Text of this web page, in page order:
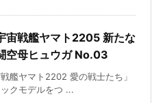
宙戦艦ヤマト2205 新たな
空母ヒュウガ No.03
艦ヤマト2202 愛の戦士たち」
クモデルをつ ...